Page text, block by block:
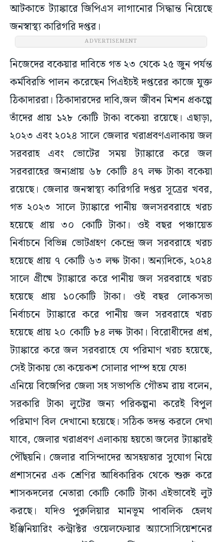
আটকাতে ট্যাঙ্কারে জিপিএস লাগানোর সিদ্ধান্ত নিয়েছে
জনস্বাস্থ্য কারিগরি দপ্তর।
ADVERTISEMENT
নিজেদের বকেয়ার দাবিতে গত ২৩ থেকে ২৫ জুন পর্যন্ত
কর্মবিরতি পালন করেছেন পিএইচই দপ্তরের কাজে যুক্ত
ঠিকাদাররা। ঠিকাদারদের দাবি,জল জীবন মিশন প্রকল্পে
তাঁদের প্রায় ১২৮ কোটি টাকা বকেয়া রয়েছে। এছাড়া,
২০২৩ এবং ২০২৪ সালে জেলার খরাপ্রবণএলাকায় জল
সরবরাহ এবং ভোটের সময় ট্যাঙ্কারে করে জল
সরবরাহের জন্যপ্রায় ৬৮ কোটি ৪৭ লক্ষ টাকা বকেয়া
রয়েছে। জেলার জনস্বাস্থ্য কারিগরি দপ্তর সূত্রের খবর,
গত ২০২৩ সালে ট্যাঙ্কারে পানীয় জলসরবরাহে খরচ
হয়েছে প্রায় ৩০ কোটি টাকা। ওই বছর পঞ্চায়েত
নির্বাচনে বিভিন্ন ভোটগ্রহণ কেন্দ্রে জল সরবরাহে খরচ
হয়েছে প্রায় ৭ কোটি ৬৩ লক্ষ টাকা। অন্যদিকে, ২০২৪
সালে গ্রীষ্মে ট্যাঙ্কারে করে পানীয় জল সরবরাহে খরচ
হয়েছে প্রায় ১০কোটি টাকা। ওই বছর লোকসভা
নির্বাচনে ট্যাঙ্কারে করে পানীয় জল সরবরাহে খরচ
হয়েছে প্রায় ২০ কোটি ৮৪ লক্ষ টাকা। বিরোধীদের প্রশ্ন,
ট্যাঙ্কারে করে জল সরবরাহে যে পরিমাণ খরচ হয়েছে,
সেই টাকায় তো কয়েকশ সোলার পাম্প হয়ে যেত!
এনিয়ে বিজেপির জেলা সহ সভাপতি গৌতম রায় বলেন,
সরকারি টাকা লুটের জন্য পরিকল্পনা করেই বিপুল
পরিমাণ বিল দেখানো হয়েছে। সঠিক তদন্ত করলে দেখা
যাবে, জেলার খরাপ্রবণ এলাকায় হয়তো জলের ট্যাঙ্কারই
পৌঁছয়নি। জেলার বাসিন্দাদের অসহয়তার সুযোগ নিয়ে
প্রশাসনের এক শ্রেণির আধিকারিক থেকে শুরু করে
শাসকদলের নেতারা কোটি কোটি টাকা এইভাবেই লুট
করছে। যদিও পুরুলিয়ার মানভূম পাবলিক হেলথ
ইঞ্জিনিয়ারিং কন্ট্রাক্টর ওয়েলফেয়ার অ্যাসোসিয়েশনের